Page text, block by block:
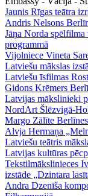
Jaunis Rīgas teātra
Andris Nelsons
Jāņa Norda
programmā
Vijolniece Vineta
Latviešu mākslas
Latviešu īsfilmas
Gidons Krēmers
Latvijas mākslinieki
NordArt Šlēzvigā-
Margo Zālīte
Alvja Hermaņa
Latviešu teātris
Latvijas kultūras
Tekstilmākslinieces
izstāde „Dzintara
Andra Dzenīša